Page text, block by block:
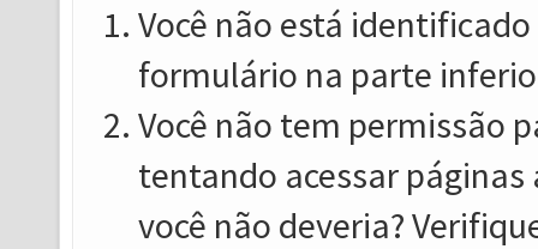
Você não está
formulário na parte
Você não tem permissão
tentando acessar
você não deveria?